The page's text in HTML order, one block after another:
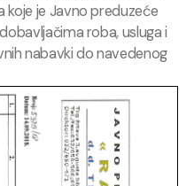
koje je Javno preduzeće
roba, usluga i
nabavki do navedenog